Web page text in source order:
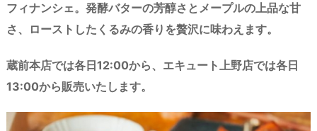
フィナンシェ。発酵バターの芳醇さとメープルの上品な甘
さ、ローストしたくるみの香りを贅沢に味わえます。
蔵前本店では各日12:00から、エキュート上野店では各日
13:00から販売いたします。